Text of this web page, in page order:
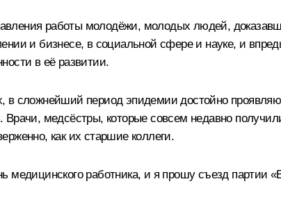
работы молодёжи, молодых людей,
и бизнесе, в социальной сфере и науке, и
в её развитии.
сложнейший период эпидемии достойно
Врачи, медсёстры, которые совсем недавно
как их старшие коллеги.
медицинского работника, и я прошу съезд